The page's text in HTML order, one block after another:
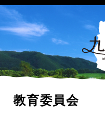
教育委員会